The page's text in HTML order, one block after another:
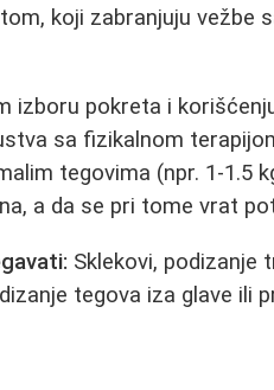
koji zabranjuju vežbe
izboru pokreta i
sa fizikalnom
tegovima (npr. 1-1.5
a da se pri tome vrat
Sklekovi, podizanje
tegova iza glave ili